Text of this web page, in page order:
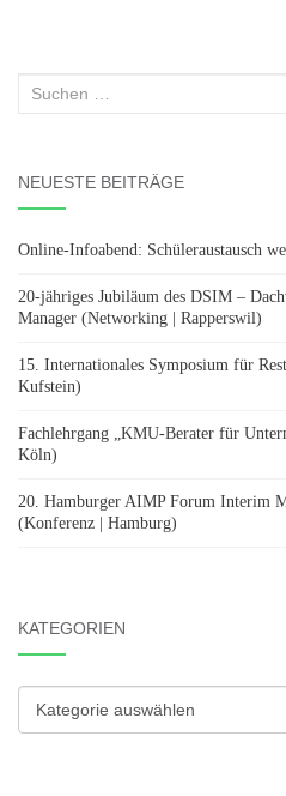
Suchen
NEUESTE BEITRÄGE
Online-Infoabend: Schüleraustausch
20-jähriges Jubiläum des DSIM –
Manager (Networking | Rapperswil)
15. Internationales Symposium für
Kufstein)
Fachlehrgang „KMU-Berater für
Köln)
20. Hamburger AIMP Forum Interim
(Konferenz | Hamburg)
KATEGORIEN
Kategorien